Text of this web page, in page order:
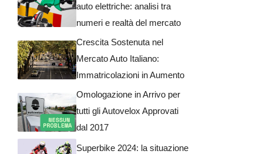
auto elettriche: analisi tra
numeri e realtà del mercato
Crescita Sostenuta nel
Mercato Auto Italiano:
Immatricolazioni in Aumento
Omologazione in Arrivo per
tutti gli Autovelox Approvati
dal 2017
Superbike 2024: la situazione